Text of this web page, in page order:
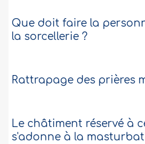
Que doit faire la
la sorcellerie ?
Rattrapage des prières
Le châtiment réservé à
s'adonne à la